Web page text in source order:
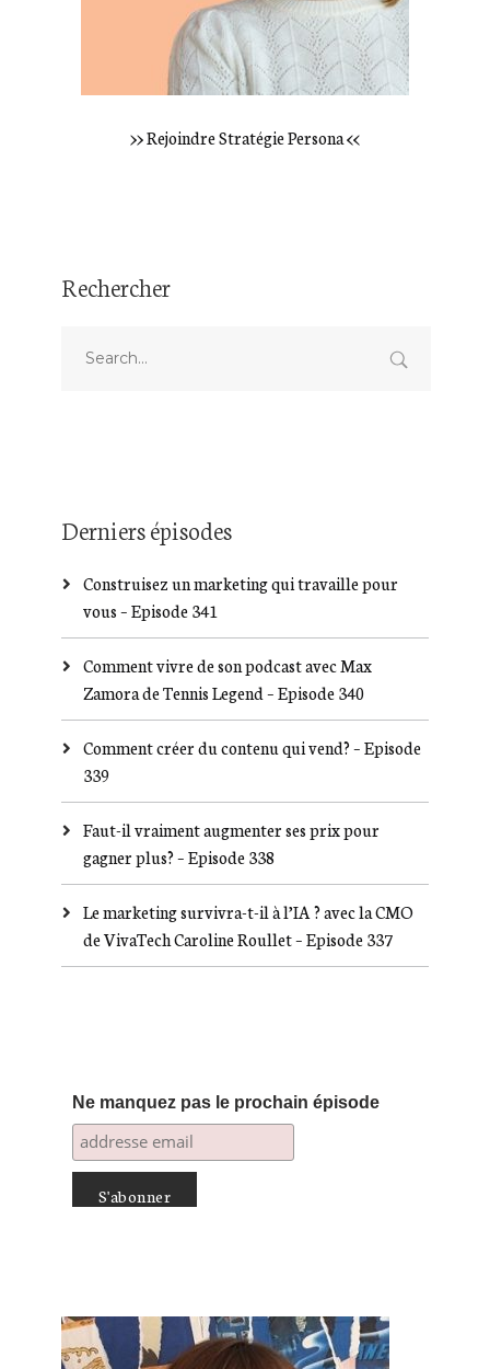
>> Rejoindre Stratégie Persona <<
Rechercher
Derniers épisodes
Construisez un marketing qui travaille pour
vous – Episode 341
Comment vivre de son podcast avec Max
Zamora de Tennis Legend – Episode 340
Comment créer du contenu qui vend? – Episode
339
Faut-il vraiment augmenter ses prix pour
gagner plus? – Episode 338
Le marketing survivra-t-il à l’IA ? avec la CMO
de VivaTech Caroline Roullet – Episode 337
Ne manquez pas le prochain épisode